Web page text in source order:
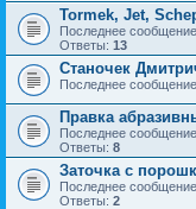
Tormek, Jet,
Последнее сообщение
Ответы: 13
Станочек
Последнее сообщение
Правка
Последнее сообщение
Ответы: 8
Заточка с
Последнее сообщение
Ответы: 2